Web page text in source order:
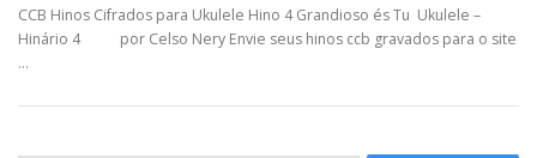
CCB Hinos Cifrados para Ukulele Hino 4 Grandioso és Tu Ukulele –
Hinário 4 por Celso Nery Envie seus hinos ccb gravados para o site
…